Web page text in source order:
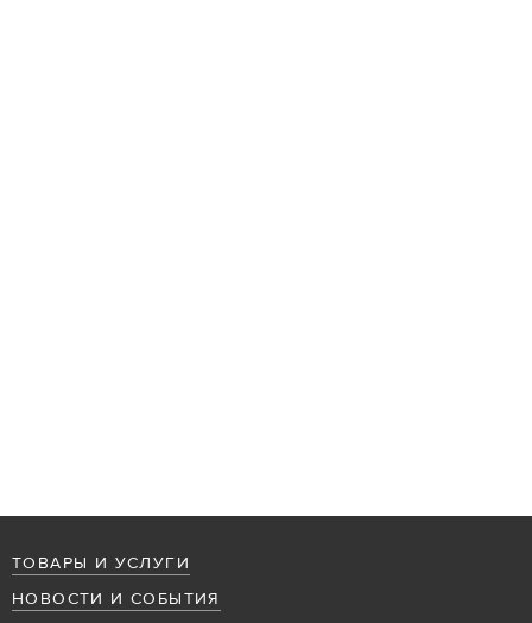
ТОВАРЫ И УСЛУГИ
НОВОСТИ И СОБЫТИЯ